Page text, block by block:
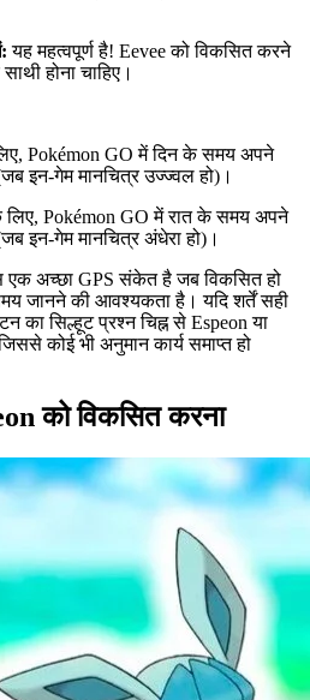
यह महत्वपूर्ण है! Eevee को विकसित करने
होना चाहिए।
Pokémon GO में दिन के समय अपने
इन-गेम मानचित्र उज्ज्वल हो)।
लिए, Pokémon GO में रात के समय अपने
इन-गेम मानचित्र अंधेरा हो)।
अच्छा GPS संकेत है जब विकसित हो
जानने की आवश्यकता है। यदि शर्तें सही
का सिल्हूट प्रश्न चिह्न से Espeon या
कोई भी अनुमान कार्य समाप्त हो
को विकसित करना